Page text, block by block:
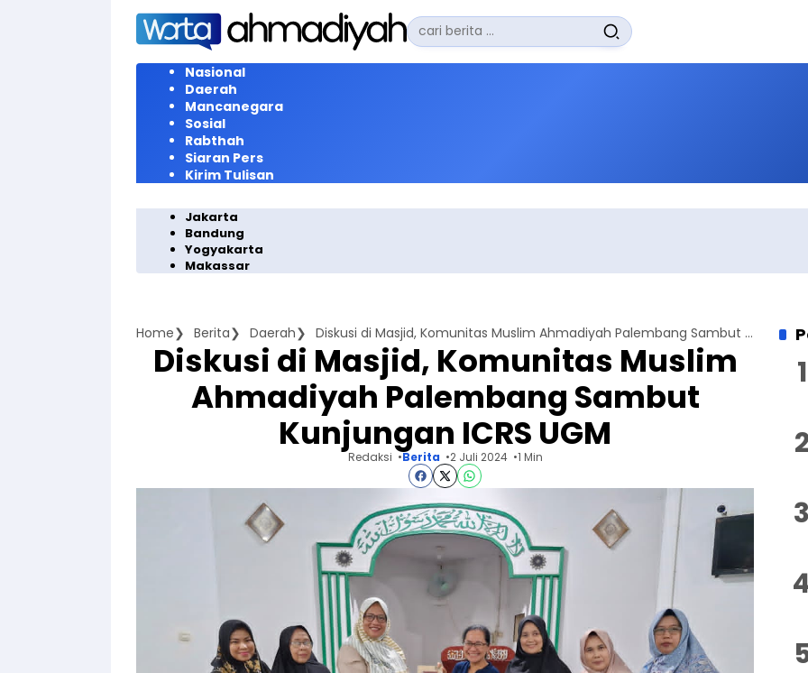
Langsung
konten
Pencarian
untuk:
Bersihkan
Nasional
Daerah
Mancanegara
Sosial
Rabthah
Siaran Pers
Kirim Tulisan
Jakarta
Bandung
Yogyakarta
Makassar
Home Berita Daerah Diskusi di Masjid, Komunitas Muslim Ahmadiyah Palembang Sambut Kunjungan ICRS UGM
Diskusi di Masjid, Komunitas Muslim
Ahmadiyah Palembang Sambut
Kunjungan ICRS UGM
Redaksi Berita 2 Juli 2024 1 Min